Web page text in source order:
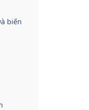
biến